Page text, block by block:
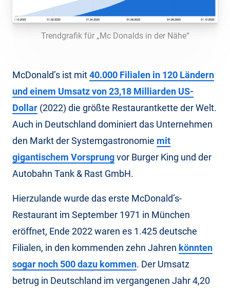
Trendgrafik für „Mc Donalds in der Nähe“
McDonald’s ist mit40.000 Filialen in 120 Ländern
und einem Umsatz von 23,18 Milliarden US-
Dollar (2022) die größte Restaurantkette der Welt.
Auch in Deutschland dominiert das Unternehmen
den Markt der Systemgastronomie mit
gigantischem Vorsprungvor Burger King und der
Autobahn Tank & Rast GmbH.
Hierzulande wurde das erste McDonald’s-
Restaurant im September 1971 in München
eröffnet, Ende 2022 waren es 1.425 deutsche
Filialen, in den kommenden zehn Jahren könnten
sogar noch 500 dazu kommen. Der Umsatz
betrug in Deutschland im vergangenen Jahr 4,20